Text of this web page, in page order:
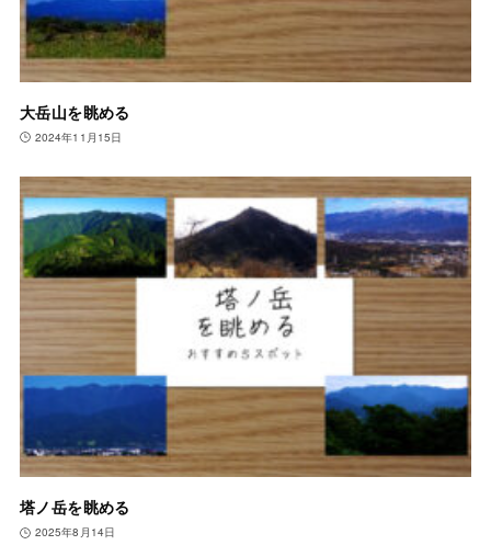
大岳山を眺める
2024年11月15日
塔ノ岳を眺める
2025年8月14日